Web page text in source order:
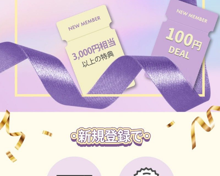
チョコ
グレー
ブラック
ヘーゼル
グリーン
ピンク
乱視用
ケア用品